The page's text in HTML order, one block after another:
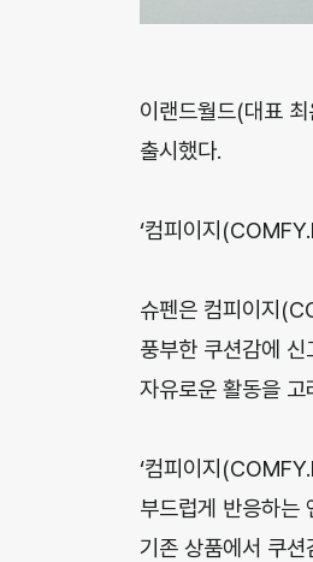
이랜드월드(대표
출시했다.
‘컴피이지
슈펜은 컴피이지
풍부한 쿠션감에
자유로운 활동을
‘컴피이지
부드럽게 반응하는
기존 상품에서 쿠